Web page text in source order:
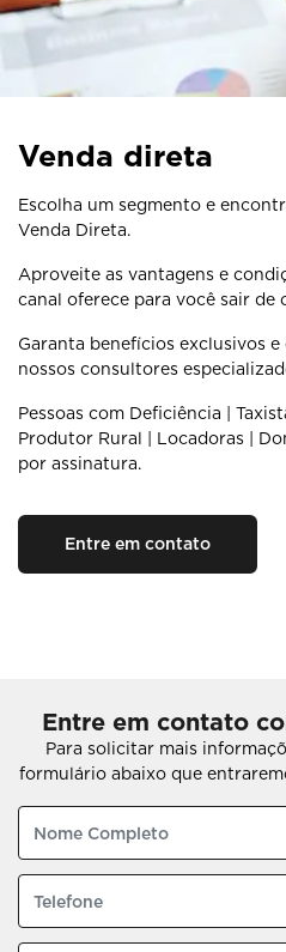
Venda direta
Escolha um segmento e
Venda Direta.
Aproveite as vantagens e
canal oferece para você sair de
Garanta benefícios exclusivos
nossos consultores
Pessoas com Deficiência |
Produtor Rural | Locadoras |
por assinatura.
Entre em contato
Entre em contato
Para solicitar mais
formulário abaixo que